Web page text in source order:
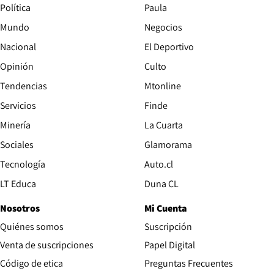
Política
Mundo
Nacional
Opinión
Tendencias
Servicios
Minería
Sociales
Tecnología
LT Educa
Paula
Negocios
El Deportivo
Culto
Mtonline
Finde
La Cuarta
Glamorama
Auto.cl
Duna CL
Nosotros
Quiénes somos
Venta de suscripciones
Código de etica Opens in new window
Mi Cuenta
Suscripción
Papel Digital
Preguntas Frecuentes